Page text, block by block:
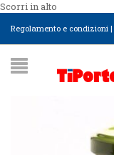
Scorri in alto
Regolamento e condizioni |